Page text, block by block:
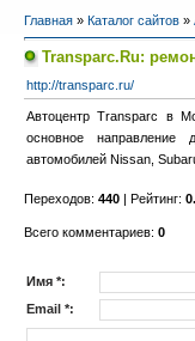
Главная» Каталог сайтов»
Transparc.Ru:
http://transparc.ru/
Автоцентр Transparc в
основное
автомобилей Nissan,
Переходов: 440| Рейтинг:
Всего комментариев: 0
Имя *:
Email *: